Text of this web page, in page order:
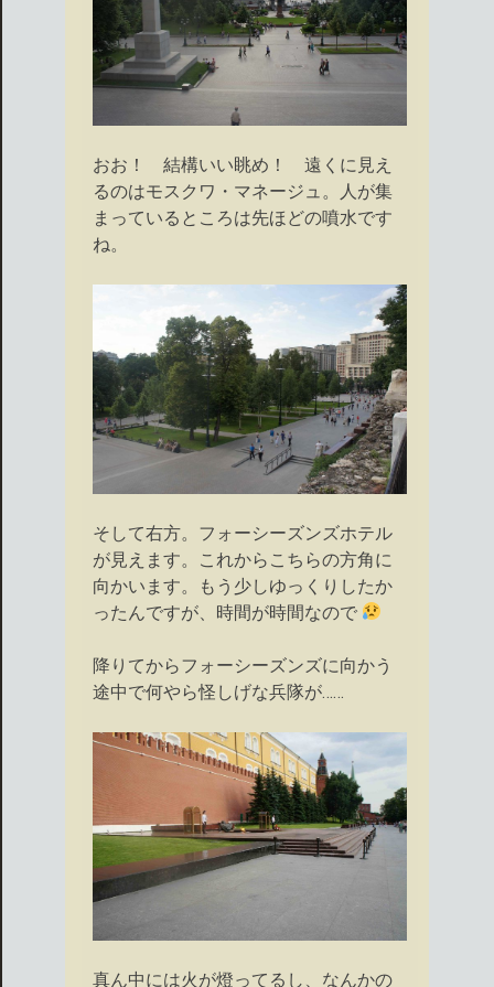
おお！ 結構いい眺め！ 遠くに見え
るのはモスクワ・マネージュ。人が集
まっているところは先ほどの噴水です
ね。
そして右方。フォーシーズンズホテル
が見えます。これからこちらの方角に
向かいます。もう少しゆっくりしたか
ったんですが、時間が時間なので
降りてからフォーシーズンズに向かう
途中で何やら怪しげな兵隊が……
真ん中には火が燈ってるし、なんかの